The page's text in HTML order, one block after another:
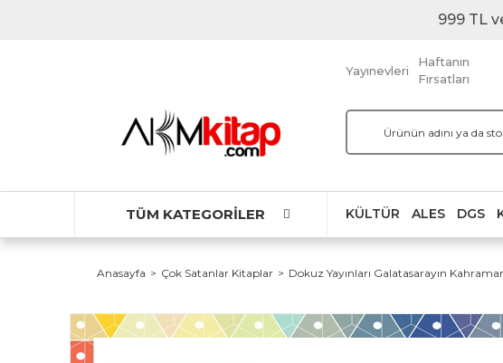
999 TL
Yayınevleri
Haftanın
Fırsatları
TÜM KATEGORİLER KÜLTÜR ALES DGS
Anasayfa Çok Satanlar Kitaplar Dokuz Yayınları Galatasarayın